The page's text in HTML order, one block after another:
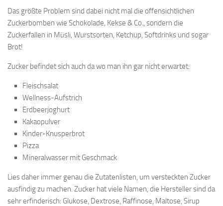
Das größte Problem sind dabei nicht mal die offensichtlichen
Zuckerbomben wie Schokolade, Kekse & Co., sondern die
Zuckerfallen in Müsli, Wurstsorten, Ketchup, Softdrinks und sogar
Brot!
Zucker befindet sich auch da wo man ihn gar nicht erwartet:
Fleischsalat
Wellness-Aufstrich
Erdbeerjoghurt
Kakaopulver
Kinder-Knusperbrot
Pizza
Mineralwasser mit Geschmack
Lies daher immer genau die Zutatenlisten, um versteckten Zucker
ausfindig zu machen. Zucker hat viele Namen, die Hersteller sind da
sehr erfinderisch: Glukose, Dextrose, Raffinose, Maltose, Sirup